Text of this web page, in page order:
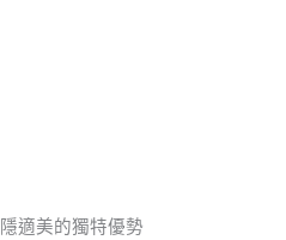
隱適美的獨特優勢